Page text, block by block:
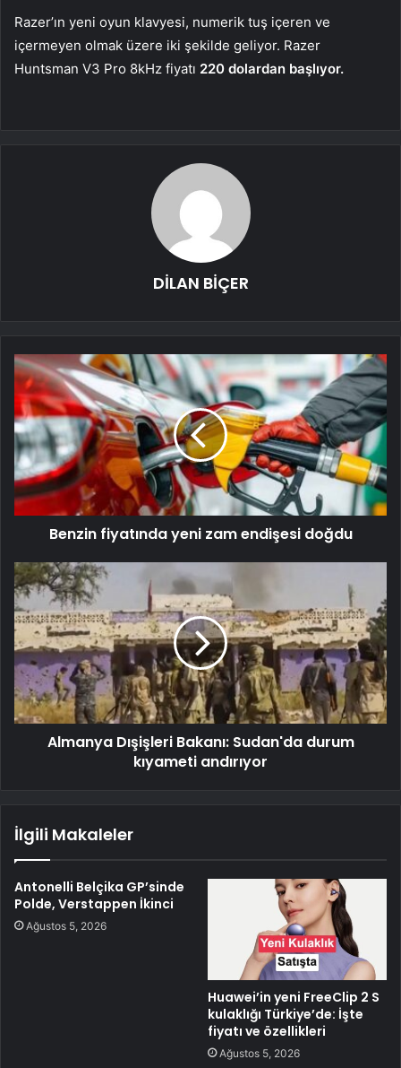
Razer’ın yeni oyun klavyesi, numerik tuş içeren ve
içermeyen olmak üzere iki şekilde geliyor. Razer
Huntsman V3 Pro 8kHz fiyatı 220 dolardan başlıyor.
DİLAN BİÇER
Benzin fiyatında yeni zam endişesi doğdu
Almanya Dışişleri Bakanı: Sudan'da durum
kıyameti andırıyor
İlgili Makaleler
Antonelli Belçika GP’sinde
Polde, Verstappen İkinci
Ağustos 5, 2026
Huawei’in yeni FreeClip 2 S
kulaklığı Türkiye’de: İşte
fiyatı ve özellikleri
Ağustos 5, 2026